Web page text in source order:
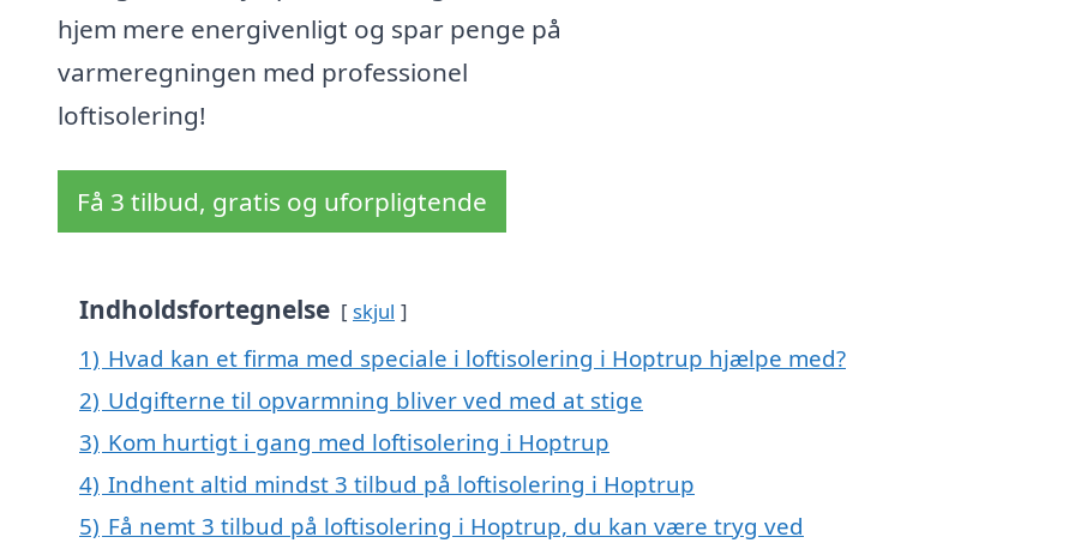
hjem mere energivenligt og spar penge på
varmeregningen med professionel
loftisolering!
Få 3 tilbud, gratis og uforpligtende
Indholdsfortegnelse skjul
1) Hvad kan et firma med speciale i loftisolering i Hoptrup hjælpe med?
2) Udgifterne til opvarmning bliver ved med at stige
3) Kom hurtigt i gang med loftisolering i Hoptrup
4) Indhent altid mindst 3 tilbud på loftisolering i Hoptrup
5) Få nemt 3 tilbud på loftisolering i Hoptrup, du kan være tryg ved